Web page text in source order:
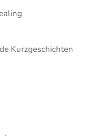
Kurzgeschichten